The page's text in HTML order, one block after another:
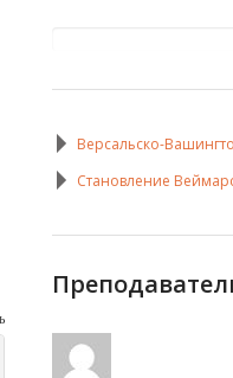
Версальско-
Становление